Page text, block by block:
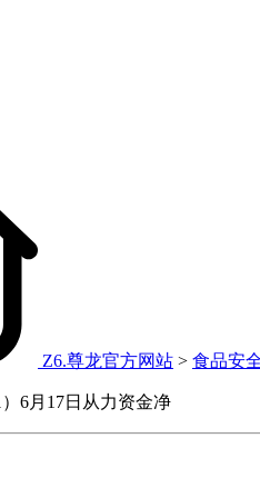
Z6.尊龙官方网站 > 食品安
6月17日从力资金净